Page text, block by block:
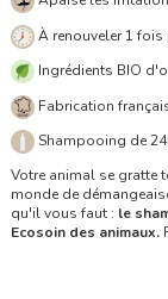
À renouveler 1
Ingrédients BIO
Fabrication
Shampooing de
Votre animal se gratte
monde de
qu'il vous faut : le
Ecosoin des animaux.